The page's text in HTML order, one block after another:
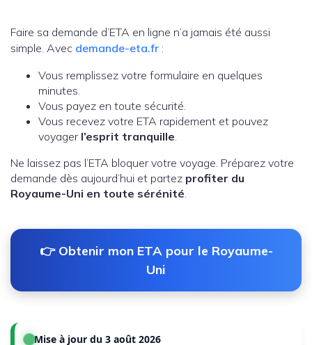
Faire sa demande d’ETA en ligne n’a jamais été aussi
simple. Avec demande-eta.fr :
Vous remplissez votre formulaire en quelques
minutes.
Vous payez en toute sécurité.
Vous recevez votre ETA rapidement et pouvez
voyager l’esprit tranquille.
Ne laissez pas l’ETA bloquer votre voyage. Préparez votre
demande dès aujourd’hui et partez profiter du
Royaume-Uni en toute sérénité.
👉 Obtenir mon ETA pour le Royaume-
Uni
Mise à jour du 3 août 2026